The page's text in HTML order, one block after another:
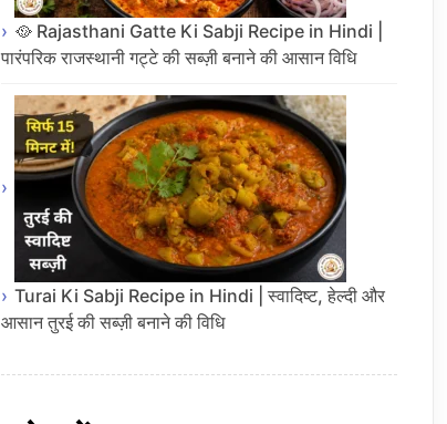
🥘 Rajasthani Gatte Ki Sabji Recipe in Hindi |
पारंपरिक राजस्थानी गट्टे की सब्ज़ी बनाने की आसान विधि
Turai Ki Sabji Recipe in Hindi | स्वादिष्ट, हेल्दी और
आसान तुरई की सब्ज़ी बनाने की विधि